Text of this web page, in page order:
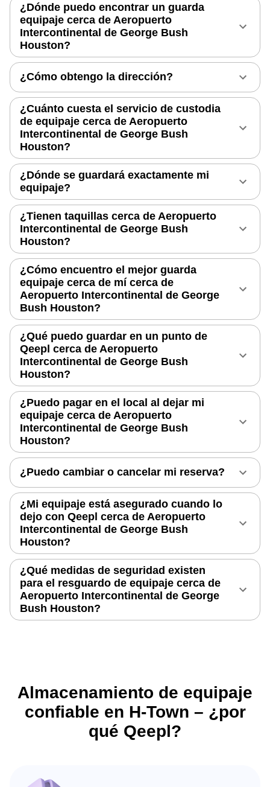
¿Dónde puedo encontrar un guarda
equipaje cerca de Aeropuerto
Intercontinental de George Bush
Houston?
¿Cómo obtengo la dirección?
¿Cuánto cuesta el servicio de custodia
de equipaje cerca de Aeropuerto
Intercontinental de George Bush
Houston?
¿Dónde se guardará exactamente mi
equipaje?
¿Tienen taquillas cerca de Aeropuerto
Intercontinental de George Bush
Houston?
¿Cómo encuentro el mejor guarda
equipaje cerca de mí cerca de
Aeropuerto Intercontinental de George
Bush Houston?
¿Qué puedo guardar en un punto de
Qeepl cerca de Aeropuerto
Intercontinental de George Bush
Houston?
¿Puedo pagar en el local al dejar mi
equipaje cerca de Aeropuerto
Intercontinental de George Bush
Houston?
¿Puedo cambiar o cancelar mi reserva?
¿Mi equipaje está asegurado cuando lo
dejo con Qeepl cerca de Aeropuerto
Intercontinental de George Bush
Houston?
¿Qué medidas de seguridad existen
para el resguardo de equipaje cerca de
Aeropuerto Intercontinental de George
Bush Houston?
Almacenamiento de equipaje
confiable en H-Town – ¿por
qué Qeepl?